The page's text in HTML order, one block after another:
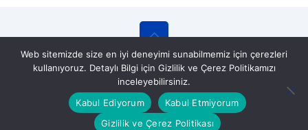
© 2025 BBS Belgelendirme Eğitim ve Gözetim
Hizmetleri A.Ş. All Rights Reserved.
Web sitemizde size en iyi deneyimi sunabilmemiz için çerezleri
kullanıyoruz. Detaylı Bilgi için Gizlilik ve Çerez Politikamızı
inceleyebilirsiniz.
Kabul Ediyorum
Kabul Etmiyorum
Gizlilik ve Çerez Politikası